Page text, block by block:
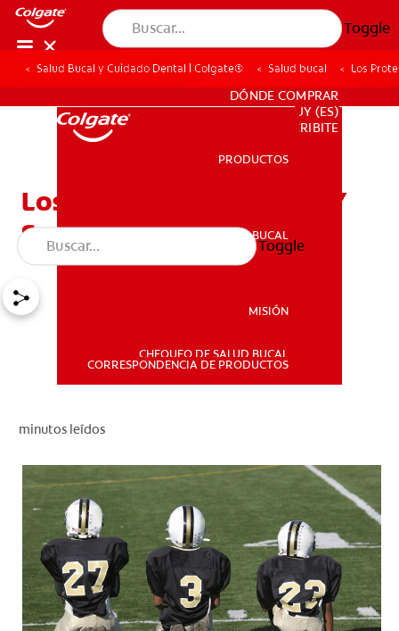
Toggle
SALUD BUCAL
PARA PROFESIONALES
DÓNDE COMPRAR
UY (ES)
PARA PROFESIONALES
DÓNDE COMPRAR
UY (ES)
SUSCRIBITE
PRODUCTOS
SALUD BUCAL
MISIÓN
CHEQUEO DE SALUD BUCAL
CORRESPONDENCIA DE PRODUCTOS
Toggle
Salud Bucal y Cuidado Dental | Colgate® Salud bucal Los
Los Protectores Bucales Y
Su Mantenimiento
minutos leídos